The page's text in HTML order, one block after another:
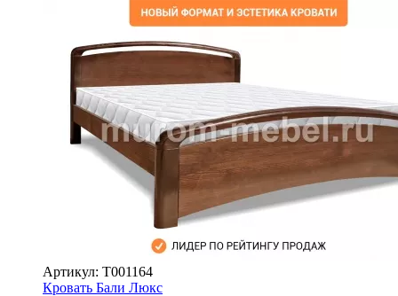
Артикул: Т001164
Кровать Бали Люкс